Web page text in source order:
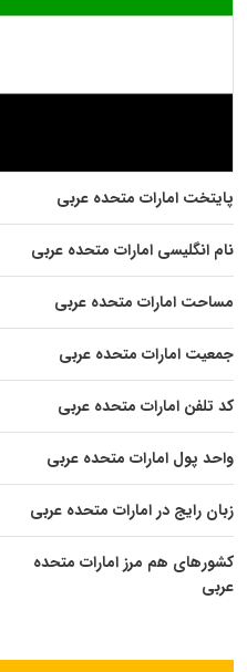
پایتخت امارات متحده عربی
نام انگلیسی امارات متحده عربی
مساحت امارات متحده عربی
جمعیت امارات متحده عربی
کد تلفن امارات متحده عربی
واحد پول امارات متحده عربی
زبان رایج در امارات متحده عربی
کشورهای هم مرز امارات متحده
عربی